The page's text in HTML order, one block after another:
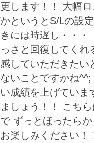
します！！ 大幅
というとS/Lの設
きには時遅し・・
さと回復してくれ
していただきたい
いことですかね
成績を上げていま
しょう！！ こち
ずっとほったら
楽しみください！